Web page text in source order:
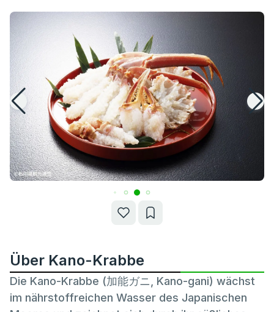
Über Kano-Krabbe
Die Kano-Krabbe (加能ガニ, Kano-gani) wächst
im nährstoffreichen Wasser des Japanischen